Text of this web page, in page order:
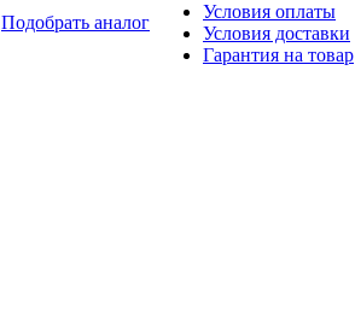
Подобрать аналог
Условия оплаты
Условия доставки
Гарантия на товар